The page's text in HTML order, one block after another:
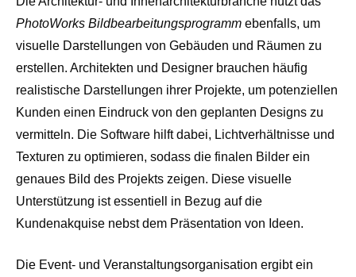
PhotoWorks Bildbearbeitungsprogramm ebenfalls, um
visuelle Darstellungen von Gebäuden und Räumen zu
erstellen. Architekten und Designer brauchen häufig
realistische Darstellungen ihrer Projekte, um potenziellen
Kunden einen Eindruck von den geplanten Designs zu
vermitteln. Die Software hilft dabei, Lichtverhältnisse und
Texturen zu optimieren, sodass die finalen Bilder ein
genaues Bild des Projekts zeigen. Diese visuelle
Unterstützung ist essentiell in Bezug auf die
Kundenakquise nebst dem Präsentation von Ideen.
Die Event- und Veranstaltungsorganisation ergibt ein